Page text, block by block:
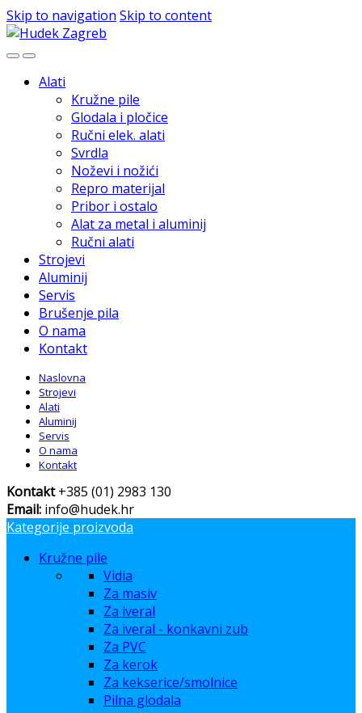
Skip to navigation Skip to content
Alati
Kružne pile
Glodala i pločice
Ručni elek. alati
Svrdla
Noževi i nožići
Repro materijal
Pribor i ostalo
Alat za metal i aluminij
Ručni alati
Strojevi
Aluminij
Servis
Brušenje pila
O nama
Kontakt
Naslovna
Strojevi
Alati
Aluminij
Servis
O nama
Kontakt
Kontakt+385 (01) 2983 130
Email: info@hudek.hr
Kategorije proizvoda
Kružne pile
Vidia
Za masiv
Za iveral
Za iveral - konkavni zub
Za PVC
Za kerok
Za kekserice/smolnice
Pilna glodala